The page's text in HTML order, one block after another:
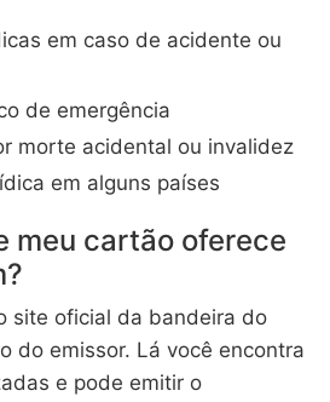
em caso de acidente ou
de emergência
morte acidental ou invalidez
em alguns países
meu cartão oferece
site oficial da bandeira do
do emissor. Lá você encontra
e pode emitir o